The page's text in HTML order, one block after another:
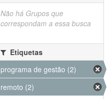
Não há Grupos que
correspondam a essa busca
Etiquetas
programa de gestão (2)
remoto (2)